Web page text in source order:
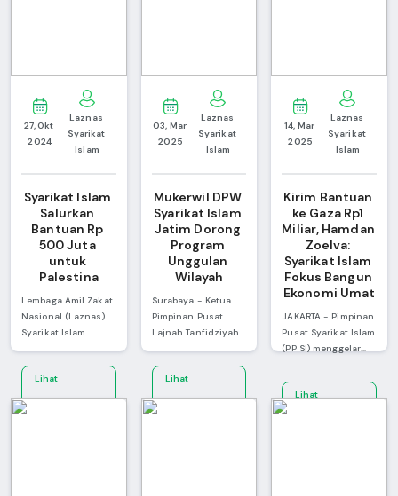
27, Okt
2024
Laznas
Syarikat
Islam
Syarikat Islam
Salurkan
Bantuan Rp
500 Juta
untuk
Palestina
Lembaga Amil Zakat
Nasional (Laznas)
Syarikat Islam
kemanusiaan untuk
Palestina sebesar
Rp500 juta lewat
Badan Amil Zakat
Lihat
Selengkapnya
03, Mar
2025
Laznas
Syarikat
Islam
Mukerwil DPW
Syarikat Islam
Jatim Dorong
Program
Unggulan
Wilayah
Surabaya - Ketua
Pimpinan Pusat
Lajnah Tanfidziyah
Abdul Wahab
Suneth, secara
resmi membuka
Musyawarah Kerja
Lihat
Selengkapnya
14, Mar
2025
Laznas
Syarikat
Islam
Kirim Bantuan
ke Gaza Rp1
Miliar, Hamdan
Zoelva:
Syarikat Islam
Fokus Bangun
Ekonomi Umat
JAKARTA - Pimpinan
Pusat Syarikat Islam
(PP SI) menggelar
Kebangsaan dan
acara Iftar Jama'i
atau berbuka puasa
Lihat